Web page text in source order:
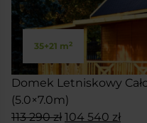
35+21 m2
Domek Letniskowy
(5.0×7.0m)
113 290zł Pierwotna
104 540 zł